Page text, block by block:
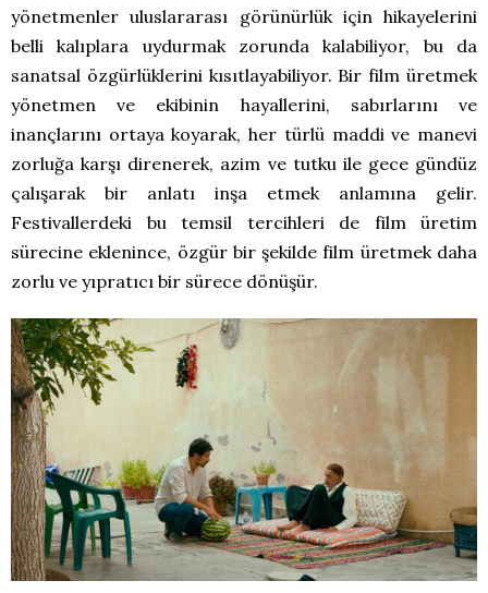
yönetmenler uluslararası görünürlük için hikayelerini
belli kalıplara uydurmak zorunda kalabiliyor, bu da
sanatsal özgürlüklerini kısıtlayabiliyor. Bir film üretmek
yönetmen ve ekibinin hayallerini, sabırlarını ve
inançlarını ortaya koyarak, her türlü maddi ve manevi
zorluğa karşı direnerek, azim ve tutku ile gece gündüz
çalışarak bir anlatı inşa etmek anlamına gelir.
Festivallerdeki bu temsil tercihleri de film üretim
sürecine eklenince, özgür bir şekilde film üretmek daha
zorlu ve yıpratıcı bir sürece dönüşür.